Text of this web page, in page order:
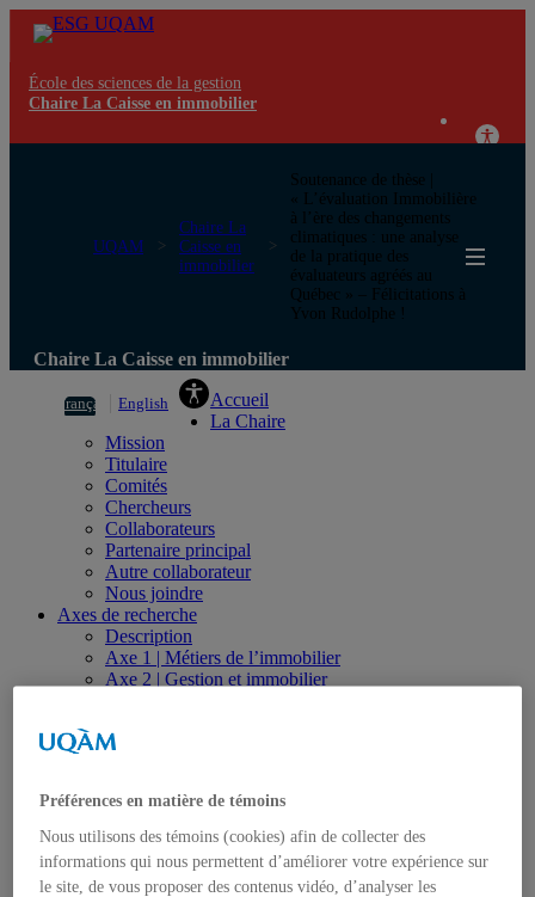
École des sciences de la gestion
Chaire La Caisse en immobilier
UQAM
Chaire La
Caisse en
immobilier
Soutenance de thèse |
« L’évaluation Immobilière
à l’ère des changements
climatiques : une analyse
de la pratique des
évaluateurs agréés au
Québec » – Félicitations à
Yvon Rudolphe !
Chaire La Caisse en immobilier
Français English
Accueil
La Chaire
Mission
Titulaire
Comités
Chercheurs
Collaborateurs
Partenaire principal
Autre collaborateur
Nous joindre
Axes de recherche
Description
Axe 1 | Métiers de l’immobilier
Axe 2 | Gestion et immobilier
Axe 5 | Investissement immobilier
Thèses, mémoires et essais
Articles
Cahiers de recherche
Livres, monographies et actes de colloque
Préférences en matière de témoins
Nous utilisons des témoins (cookies) afin de collecter des
informations qui nous permettent d’améliorer votre expérience sur
le site, de vous proposer des contenus vidéo, d’analyser les